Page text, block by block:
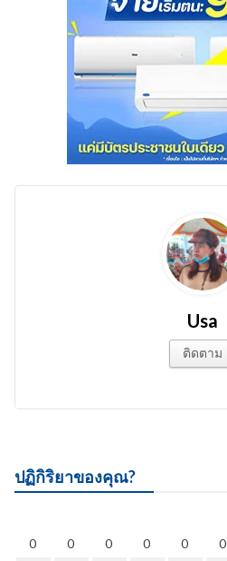
Usa
ติดตาม
ปฏิกิริยาของคุณ?
0 0 0 0 0 0